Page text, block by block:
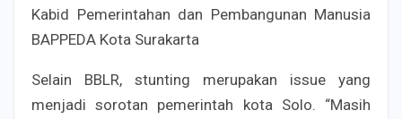
Kabid Pemerintahan dan Pembangunan Manusia
BAPPEDA Kota Surakarta
Selain BBLR, stunting merupakan issue yang
menjadi sorotan pemerintah kota Solo. “Masih